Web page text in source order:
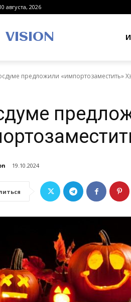
августа, 2026
VISION
предложили «импортозаместить»
19.10.2024